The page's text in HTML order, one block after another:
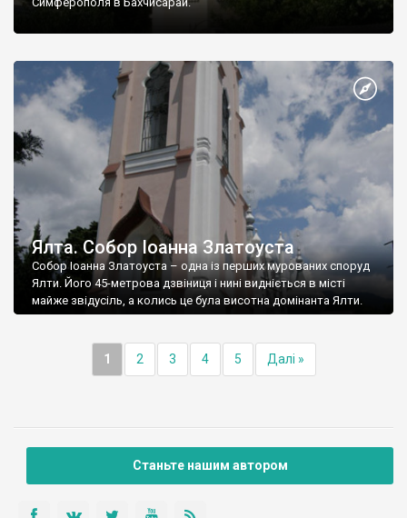
Ялта. Собор Іоанна Златоуста
Собор Іоанна Златоуста – одна із перших мурованих споруд
Ялти. Його 45-метрова дзвіниця і нині видніється в місті
майже звідусіль, а колись це була висотна домінанта Ялти.
1 2 3 4 5 Далі »
Станьте нашим автором